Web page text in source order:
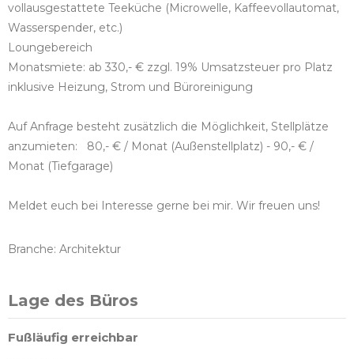
vollausgestattete Teeküche (Microwelle, Kaffeevollautomat,
Wasserspender, etc.)
Loungebereich
Monatsmiete: ab 330,- € zzgl. 19% Umsatzsteuer pro Platz
inklusive Heizung, Strom und Büroreinigung
Auf Anfrage besteht zusätzlich die Möglichkeit, Stellplätze
anzumieten: 80,- € / Monat (Außenstellplatz) - 90,- € /
Monat (Tiefgarage)
Meldet euch bei Interesse gerne bei mir. Wir freuen uns!
Branche: Architektur
Lage des Büros
Fußläufig erreichbar